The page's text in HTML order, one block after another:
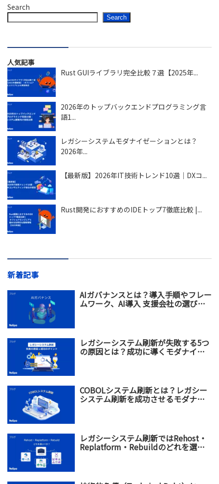
Search
Search
人気記事
Rust GUIライブラリ完全比較７選【2025年...
2026年のトップバックエンドプログラミング言
語1...
レガシーシステムモダナイゼーションとは？
2026年...
【最新版】2026年IT技術トレンド10選｜DXコ...
Rust開発におすすめのIDEトップ7徹底比較 |...
新着記事
AIガバナンスとは？導入手順やフレー
ムワーク、AI導入 支援会社の選び方
レガシーシステム刷新が失敗する5つ
の原因とは？成功に導くモダナイゼ
COBOLシステム刷新とは？レガシー
システム刷新を成功させるモダナイ
レガシーシステム刷新ではRehost・
Replatform・Rebuildのどれを選ぶ